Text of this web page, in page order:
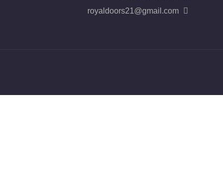
royaldoors21@gmail.com